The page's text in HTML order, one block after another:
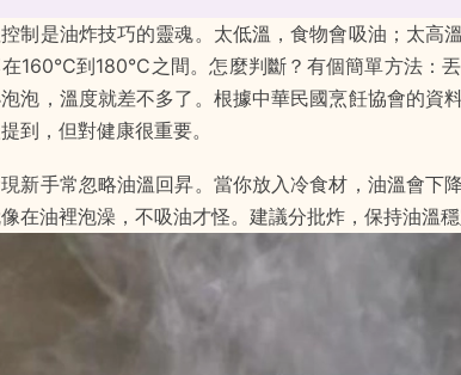
制是油炸技巧的靈魂。太低溫，食物會吸油；太高
160°C到180°C之間。怎麼判斷？有個簡單方法：
泡，溫度就差不多了。根據中華民國烹飪協會的資
到，但對健康很重要。
新手常忽略油溫回昇。當你放入冷食材，油溫會下
在油裡泡澡，不吸油才怪。建議分批炸，保持油溫穩